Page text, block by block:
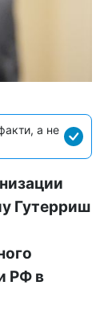
а не
Гутерриш
РФ в